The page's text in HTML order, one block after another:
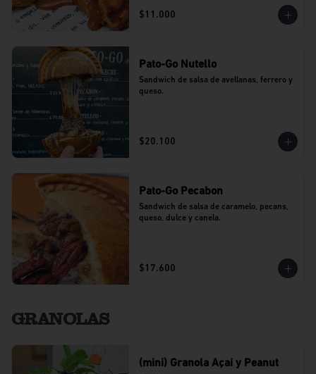
$11.000
Pato-Go Nutello
Sandwich de salsa de avellanas, ferrero y
queso.
$20.100
Pato-Go Pecabon
Sandwich de salsa de caramelo, pecans,
queso, dulce y canela.
$17.600
GRANOLAS
(mini) Granola Açai y Peanut